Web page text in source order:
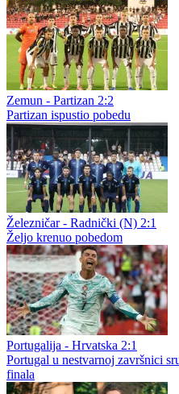
Zemun - Partizan 2:2
Partizan ispustio pobedu
Železničar - Radnički (N) 2:1
Željo krenuo pobedom
Portugalija - Hrvatska 2:1
Portugal u nestvarnoj završnici
finala